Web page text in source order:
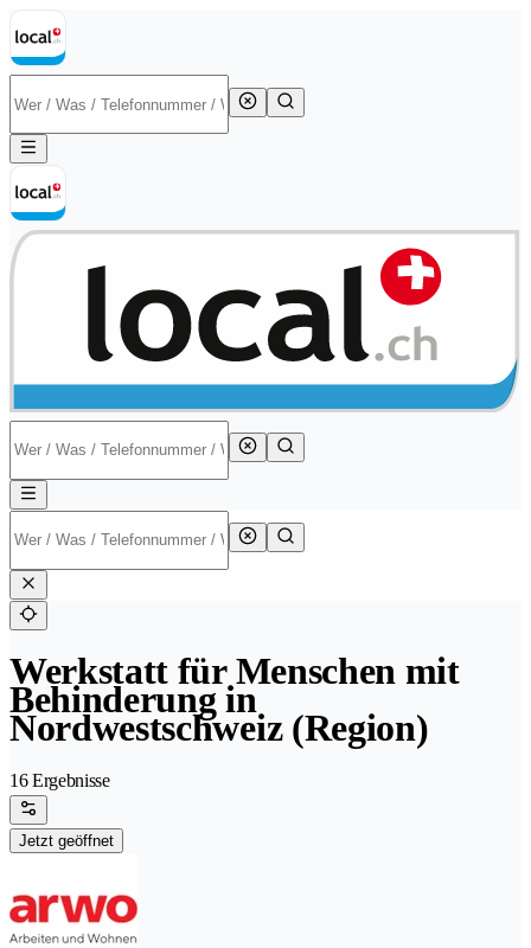
Werkstatt für Menschen mit
Behinderung in
Nordwestschweiz (Region)
16 Ergebnisse
Jetzt geöffnet